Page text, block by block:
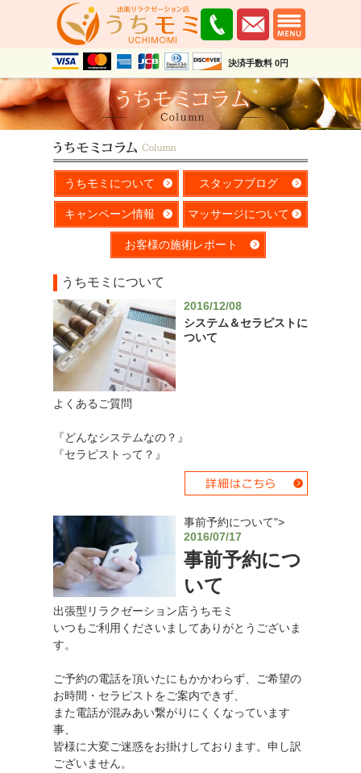
決済手数料 0円
うちモミについて スタッフブログ
キャンペーン情報 マッサージについて
お客様の施術レポート
うちモミについて
2016/12/08
システム＆セラピストに
ついて
よくあるご質問
『どんなシステムなの？』
『セラピストって？』
事前予約について">
2016/07/17
事前予約につ
いて
出張型リラクゼーション店うちモミ
いつもご利用くださいましてありがとうございま
す。
ご予約の電話を頂いたにもかかわらず、ご希望の
お時間・セラピストをご案内できず、
また電話が混みあい繋がりにくくなっています
事、
皆様に大変ご迷惑をお掛けしております。申し訳
ございません。